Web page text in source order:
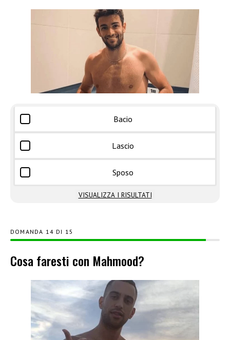
Bacio
Lascio
Sposo
VISUALIZZA I RISULTATI
DOMANDA DI 15
Cosa faresti con Mahmood?